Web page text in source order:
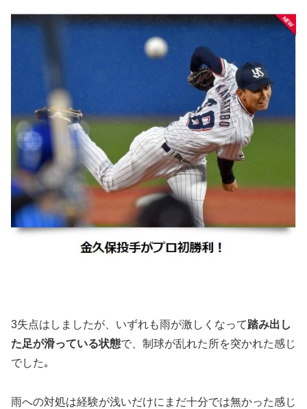
3失点はしましたが、いずれも雨が激しくなって踏み出し
た足が滑っている状態で、制球が乱れた所を突かれた感じ
でした｡
雨への対処は経験が浅いだけにまだ十分では無かった感じ